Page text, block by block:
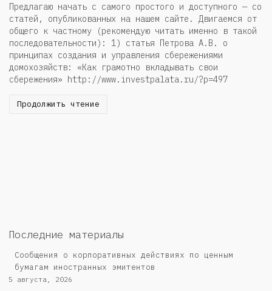
Предлагаю начать с самого простого и доступного — со
статей, опубликованных на нашем сайте. Двигаемся от
общего к частному (рекомендую читать именно в такой
последовательности): 1) статья Петрова А.В. о
принципах создания и управления сбережениями
домохозяйств: «Как грамотно вкладывать свои
сбережения» http://www.investpalata.ru/?p=497
Продолжить чтение
Последние материалы
Сообщения о корпоративных действиях по ценным
бумагам иностранных эмитентов
5 августа, 2026